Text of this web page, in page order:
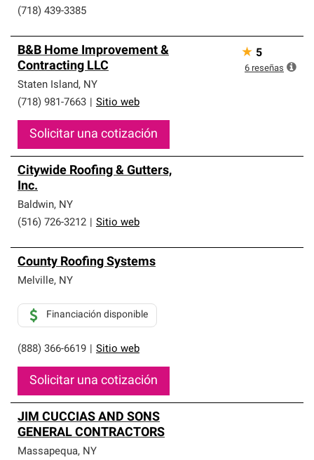
(718) 439-3385
B&B Home Improvement &
Contracting LLC
Staten Island, NY
(718) 981-7663
Sitio web
Solicitar una cotización
★ 5
6 reseñas
Citywide Roofing & Gutters,
Inc.
Baldwin, NY
(516) 726-3212
Sitio web
County Roofing Systems
Melville, NY
(888) 366-6619 Sitio web
Financiación disponible
Solicitar una cotización
JIM CUCCIAS AND SONS
GENERAL CONTRACTORS
Massapequa, NY